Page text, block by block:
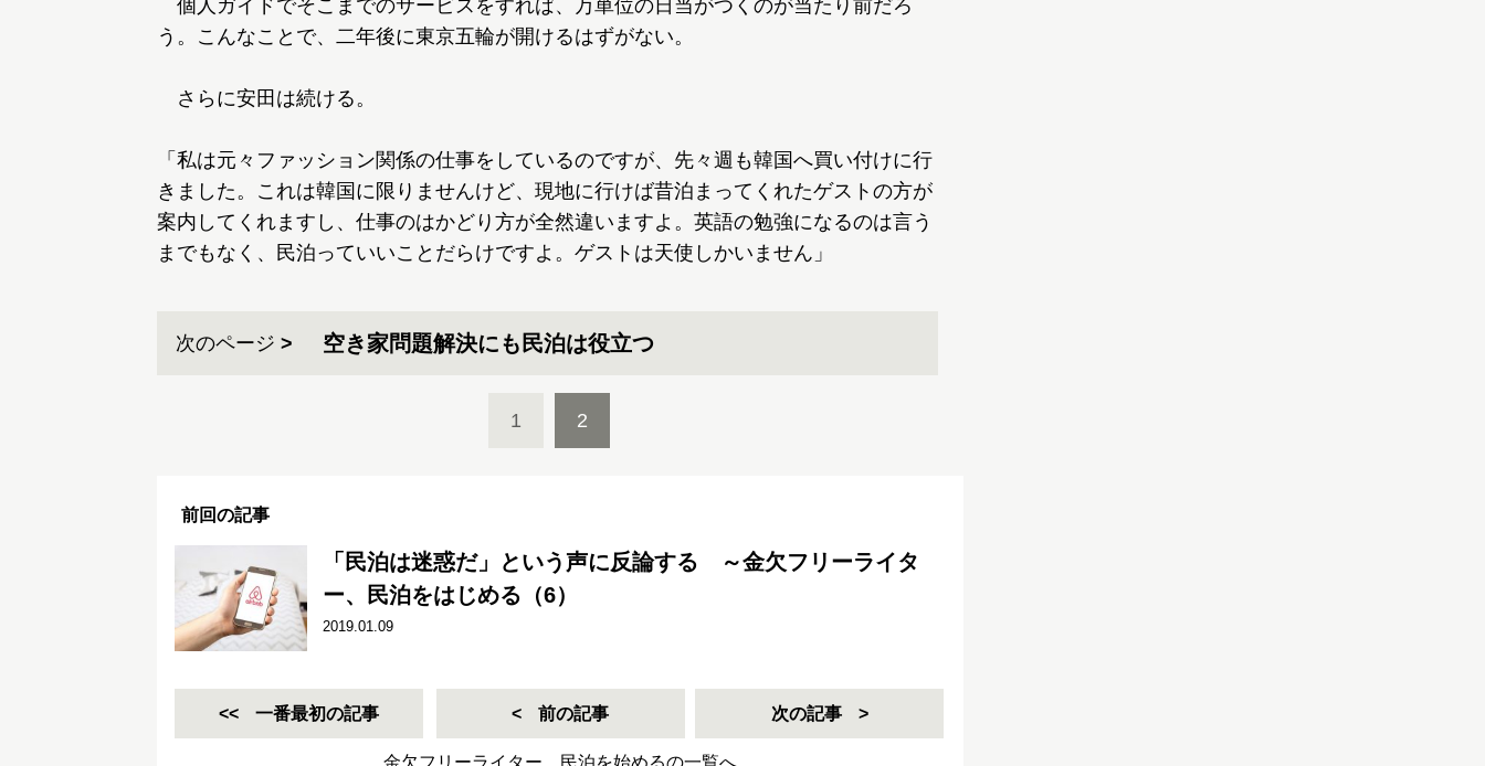
個人ガイドでそこまでのサービスをすれば、万単位の日当がつくのが当たり前だろ
う。こんなことで、二年後に東京五輪が開けるはずがない。
さらに安田は続ける。
「私は元々ファッション関係の仕事をしているのですが、先々週も韓国へ買い付けに行
きました。これは韓国に限りませんけど、現地に行けば昔泊まってくれたゲストの方が
案内してくれますし、仕事のはかどり方が全然違いますよ。英語の勉強になるのは言う
までもなく、民泊っていいことだらけですよ。ゲストは天使しかいません」
次のページ 空き家問題解決にも民泊は役立つ
1 2
前回の記事
「民泊は迷惑だ」という声に反論する ～金欠フリーライタ
ー、民泊をはじめる（6）
2019.01.09
一番最初の記事 前の記事 次の記事
金欠フリーライター、民泊を始めるの一覧へ